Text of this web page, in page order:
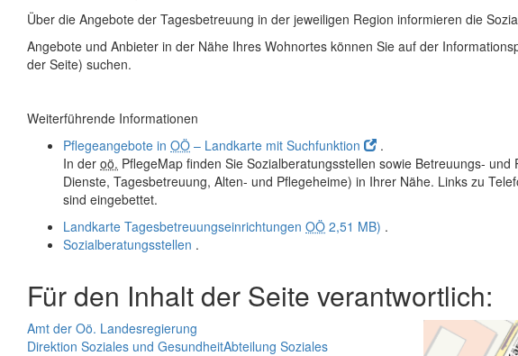
Über die Angebote der Tagesbetreuung in der jeweiligen Region informieren die
Angebote und Anbieter in der Nähe Ihres Wohnortes können Sie auf der
der Seite) suchen.
Weiterführende Informationen
Pflegeangebote in OÖ – Landkarte mit Suchfunktion
.
In der oö. PflegeMap finden Sie Sozialberatungsstellen sowie Betreuungs-
Dienste, Tagesbetreuung, Alten- und Pflegeheime) in Ihrer Nähe. Links zu
sind eingebettet.
Landkarte Tagesbetreuungseinrichtungen OÖ 2,51 MB) .
Sozialberatungsstellen .
Für den Inhalt der Seite verantwortlich:
Amt der Oö. Landesregierung
Direktion Soziales und GesundheitAbteilung Soziales